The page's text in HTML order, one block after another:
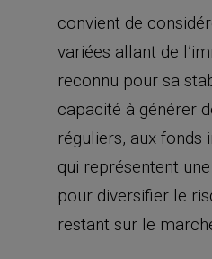
convient de
variées allant de
reconnu pour sa
capacité à générer
réguliers, aux fonds
qui représentent
pour diversifier le
restant sur le